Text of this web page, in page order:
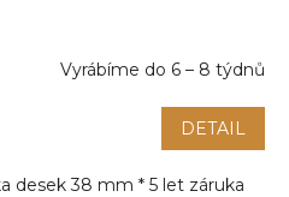
Vyrábíme do 6 – 8 týdnů
DETAIL
desek 38 mm * 5 let záruka